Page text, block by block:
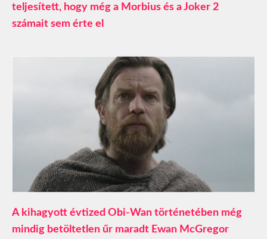
teljesített, hogy még a Morbius és a Joker 2
számait sem érte el
A kihagyott évtized Obi-Wan történetében még
mindig betöltetlen űr maradt Ewan McGregor